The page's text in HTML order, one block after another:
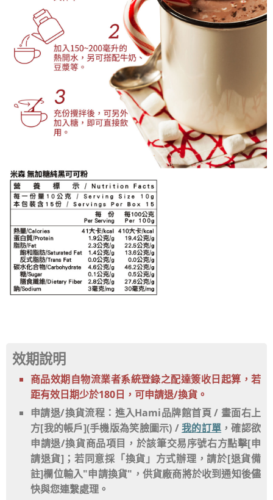
效期說明
商品效期自物流業者系統登錄之配達簽收日起算，若
距有效日期少於180日，可申請退/換貨。
申請退/換貨流程：進入Hami品牌館首頁 / 畫面右上
方[我的帳戶](手機版為笑臉圖示) /我的訂單 ，確認欲
申請退/換貨商品項目，於該筆交易序號右方點擊[申
請退貨]；若同意採「換貨」方式辦理，請於[退貨備
註]欄位輸入"申請換貨"，供貨廠商將於收到通知後儘
快與您連繫處理。